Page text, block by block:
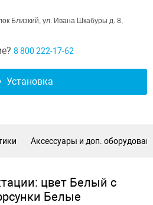
Близкий, ул. Ивана Шкабуры д. 8,
8 800 222-17-62
Установка
Аксессуары и доп.
цвет Белый с
Белые